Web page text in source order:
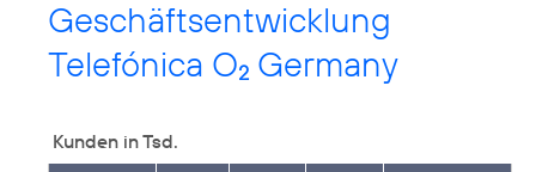
Geschäftsentwicklung
Telefónica O2 Germany
Kunden in Tsd.